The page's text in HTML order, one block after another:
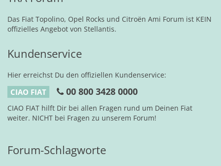
Das Fiat Topolino, Opel Rocks und Citroën Ami Forum ist KEIN
offizielles Angebot von Stellantis.
Kundenservice
Hier erreichst Du den offiziellen Kundenservice:
CIAO FIAT 00 800 3428 0000
CIAO FIAT hilft Dir bei allen Fragen rund um Deinen Fiat
weiter. NICHT bei Fragen zu unserem Forum!
Forum-Schlagworte